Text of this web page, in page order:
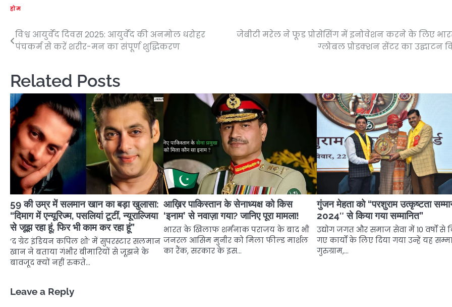
होम
Post
विश्व आयुर्वेद दिवस 2025: आयुर्वेद की अनमोल धरोहर
पंचकर्म से करें शरीर-मन का संपूर्ण शुद्धिकरण
जेबीटी मरेल ने फूड प्रोसेसिंग में इनोवेशन करने के लिए
ग्लोबल प्रोडक्शन सेंटर का उद्घाटन
Related Posts
59 की उम्र में सलमान खान का बड़ा खुलासा:
“दिमाग में एन्यूरिज्म, पसलियां टूटीं, न्यूराल्जिया
से जूझ रहा हूं, फिर भी काम कर रहा हूं”
‘द ग्रेट इंडियन कपिल शो’ में सुपरस्टार सलमान
खान ने बताया गंभीर बीमारियों से जूझने के
बावजूद क्यों नहीं रुकते…
आख़िर पाकिस्तान के सेनाध्यक्ष को किस
‘इनाम’ से नवाज़ा गया? जानिए पूरा मामला!
भारत के खिलाफ शर्मनाक पराजय के बाद भी
जनरल आसिम मुनीर को मिला फील्ड मार्शल
का रैंक, सरकार के इस…
गुंजन मेहता को “परशुराम उत्कृष्टता
2024″ से किया गया सम्मानित”
उद्योग जगत और समाज सेवा में 10 वर्षों से
गए कार्यों के लिए दिया गया उन्हें यह
गुरुग्राम,…
Leave a Reply